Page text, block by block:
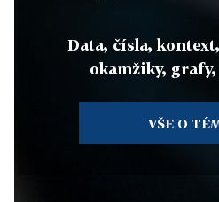
Data, čísla,
okamžiky,
VŠE O